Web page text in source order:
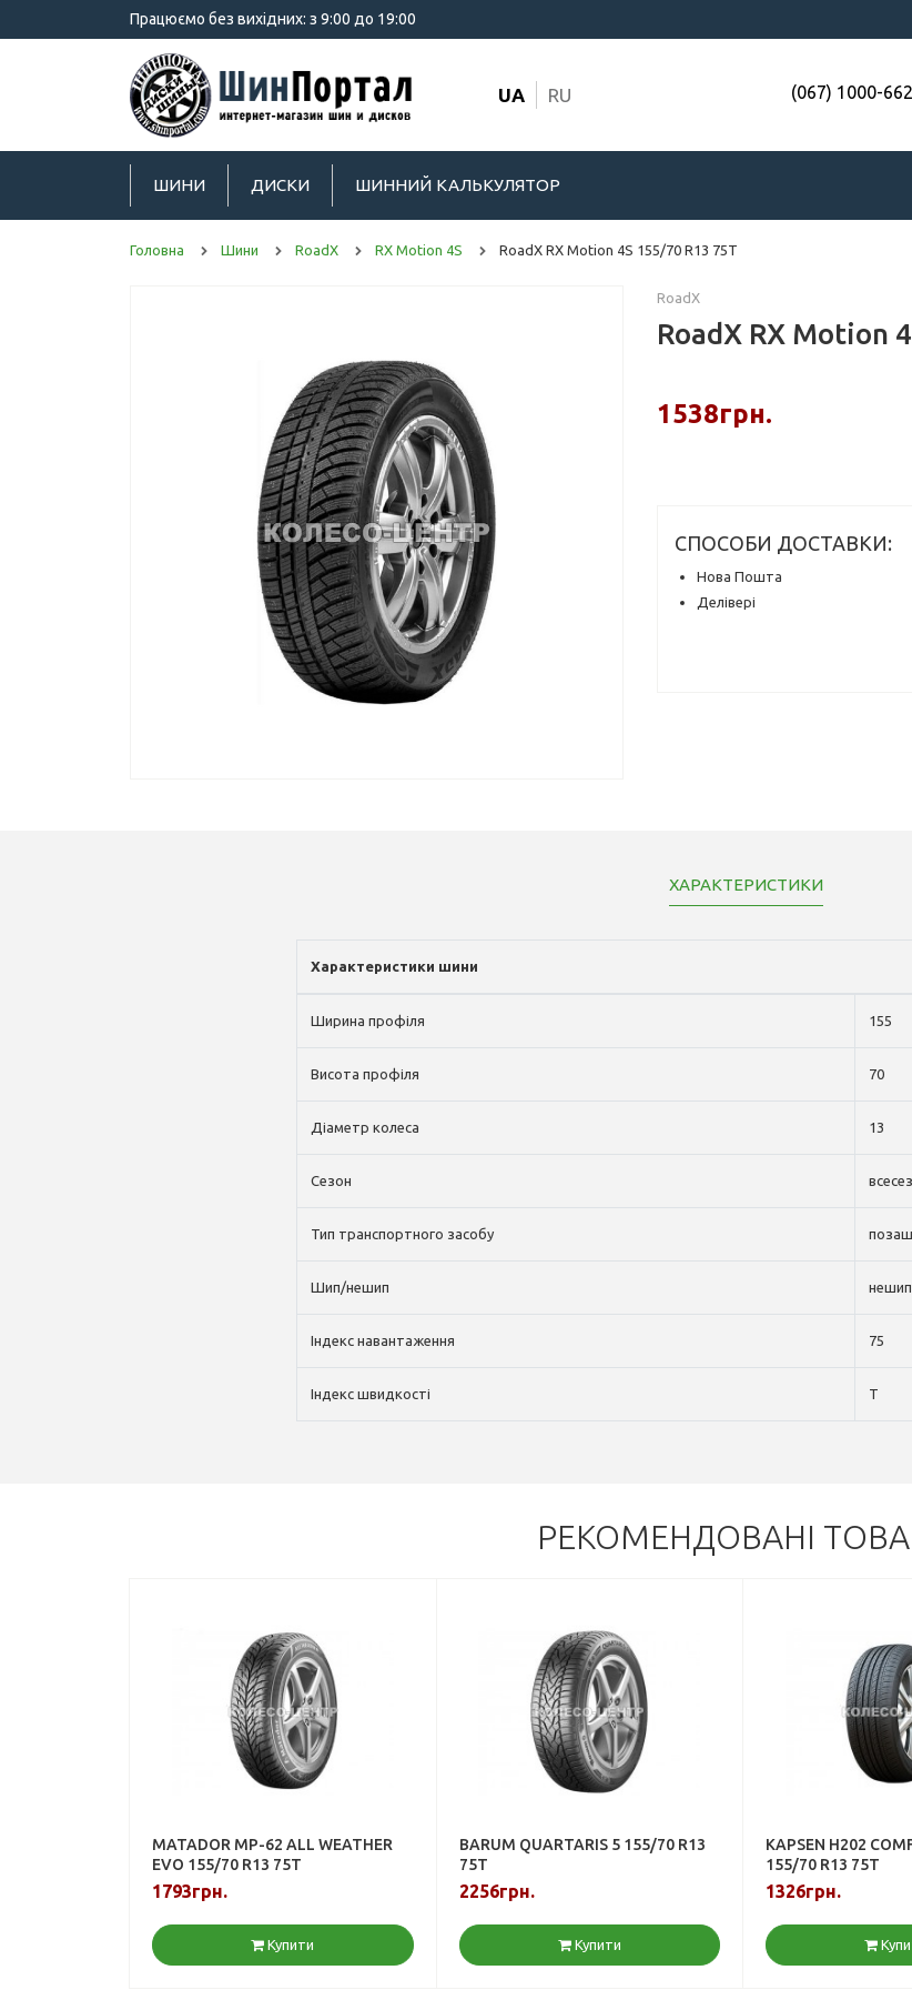
Працюємо без вихідних: з 9:00 до 19:00
UA RU (067) 1000-662
ШИНИ ДИСКИ ШИННИЙ КАЛЬКУЛЯТОР
Головна Шини RoadX RX Motion 4S RoadX RX Motion 4S 155/70 R13 75T
RoadX
RoadX RX Motion
1538грн.
СПОСОБИ ДОСТАВКИ:
Нова Пошта
Делівері
ХАРАКТЕРИСТИКИ
Характеристики шини
Ширина профіля 155
Висота профіля 70
Діаметр колеса 13
Сезон
Тип транспортного засобу
Шип/нешип нешип
Індекс навантаження 75
Індекс швидкості T
РЕКОМЕНДОВАНІ
MATADOR MP-62 ALL WEATHER
EVO 155/70 R13 75T
1793грн.
Купити
BARUM QUARTARIS 5 155/70 R13
75T
2256грн.
Купити
KAPSEN H202
155/70 R13 75T
1326грн.